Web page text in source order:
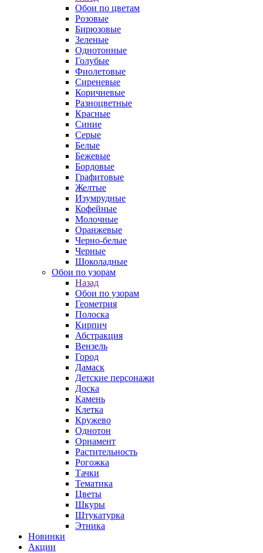
Обои по цветам
Розовые
Бирюзовые
Зеленые
Однотонные
Голубые
Фиолетовые
Сиреневые
Коричневые
Разноцветные
Красные
Синие
Серые
Белые
Бежевые
Бордовые
Графитовые
Желтые
Изумрудные
Кофейные
Молочные
Оранжевые
Черно-белые
Черные
Шоколадные
Обои по узорам
Назад
Обои по узорам
Геометрия
Полоска
Кирпич
Абстракция
Вензель
Город
Дамаск
Детские персонажи
Доска
Камень
Клетка
Кружево
Однотон
Орнамент
Растительность
Рогожка
Тачки
Тематика
Цветы
Шкуры
Штукатурка
Этника
Новинки
Акции